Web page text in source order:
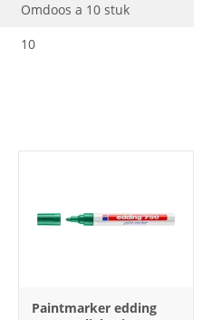
Omdoos a 10 stuk
10
Paintmarker edding